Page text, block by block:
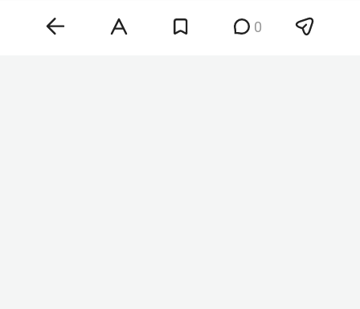
нестабильность на энергетических рынках и
геополитическая напряженность разогнали
0